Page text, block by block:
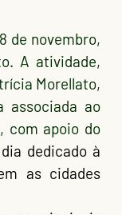
8 de novembro,
A atividade,
Morellato,
associada ao
dedicado à
as cidades